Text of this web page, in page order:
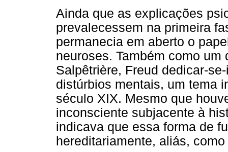
Ainda que as explicações
prevalecessem na primeira
permanecia em aberto o
neuroses. Também como
Salpêtrière, Freud dedicar-
distúrbios mentais, um tema
século XIX. Mesmo que
inconsciente subjacente à
indicava que essa forma de
hereditariamente, aliás,